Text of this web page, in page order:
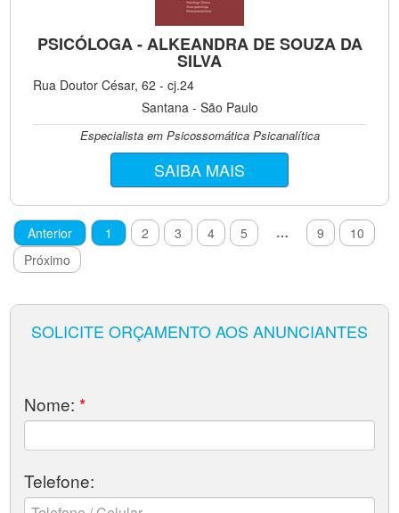
PSICÓLOGA - ALKEANDRA DE SOUZA DA
SILVA
Rua Doutor César, 62 - cj.24
Santana - São Paulo
Especialista em Psicossomática Psicanalítica
SAIBA MAIS
Anterior 1 2 3 4 5 … 9
10
Próximo